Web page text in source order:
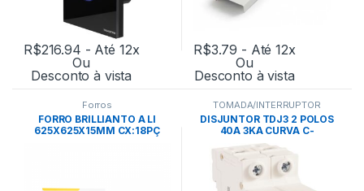
R$216.94 - Até 12x
Ou
Desconto à vista
R$3.79 - Até 12x
Ou
Desconto à vista
Forros
FORRO BRILLIANTO A LI
625X625X15MM CX:18PÇ
TOMADA/INTERRUPTOR
DISJUNTOR TDJ3 2 POLOS
40A 3KA CURVA C-
TRAMONTINA